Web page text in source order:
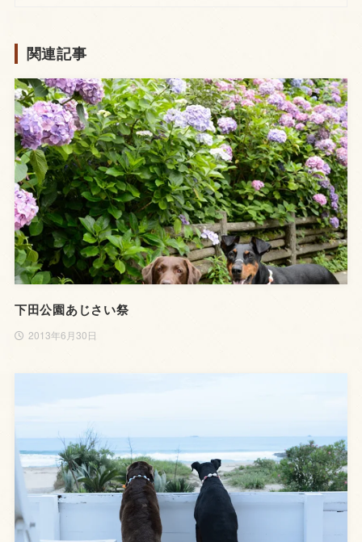
関連記事
下田公園あじさい祭
2013年6月30日